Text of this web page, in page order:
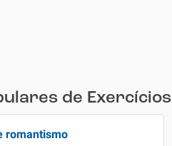
de Exercícios
romantismo